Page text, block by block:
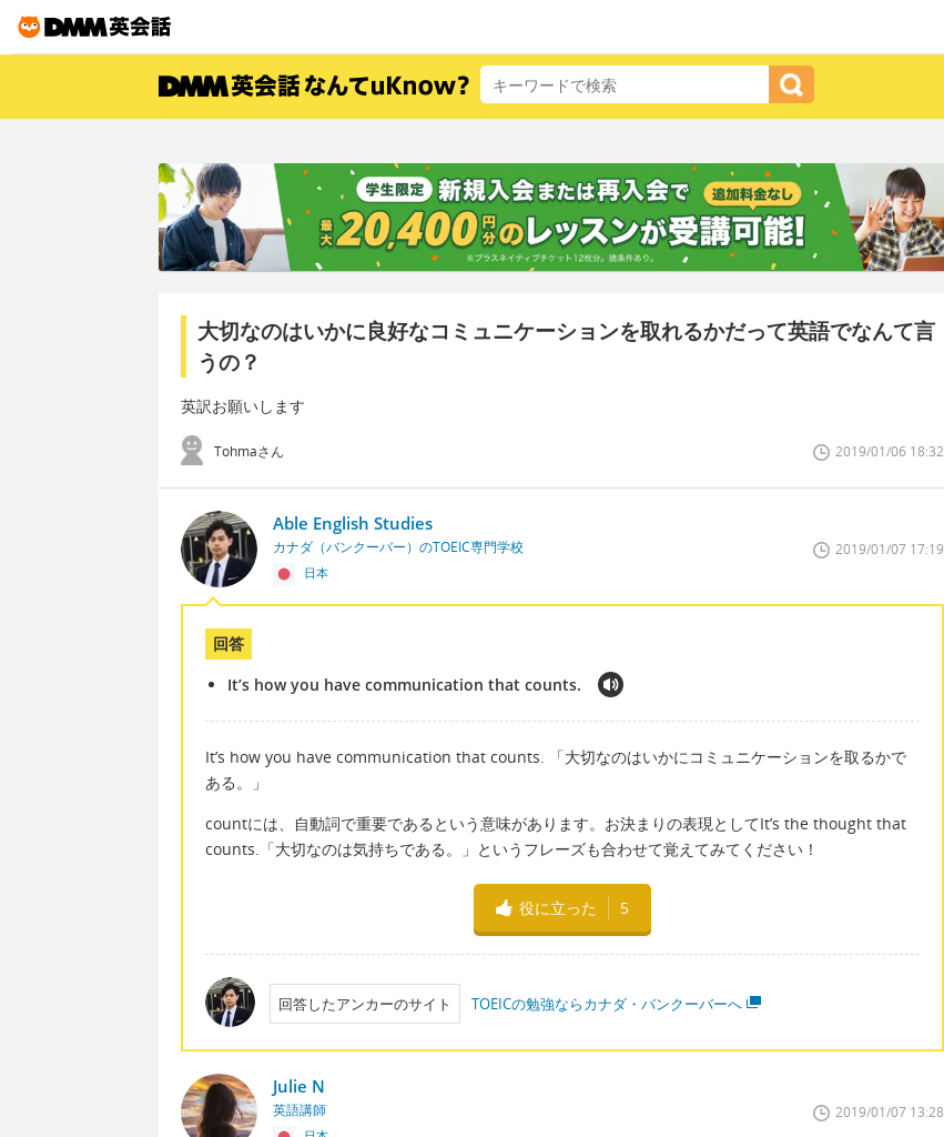
大切なのはいかに良好なコミュニケーションを取れるかだって英語でなんて言
うの？
英訳お願いします
Tohmaさん 2019/01/06 18:32
Able English Studies
カナダ（バンクーバー）のTOEIC専門学校
日本
2019/01/07 17:19
回答
It’s how you have communication that counts.
It’s how you have communication that counts. 「大切なのはいかにコミュニケーションを取るかで
ある。」
countには、自動詞で重要であるという意味があります。お決まりの表現としてIt’s the thought that
counts.「大切なのは気持ちである。」というフレーズも合わせて覚えてみてください！
役に立った 5
回答したアンカーのサイト TOEICの勉強ならカナダ・バンクーバーへ
Julie N
英語講師 2019/01/07 13:28